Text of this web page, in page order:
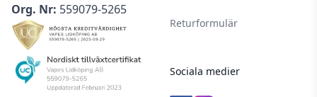
Org. Nr: 559079-5265
Returformulär
Sociala medier